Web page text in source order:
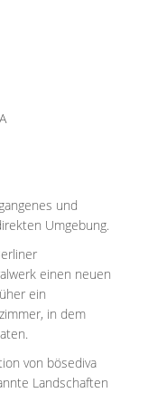
und
Umgebung.
einen neuen
ein
in dem
von bösediva
Landschaften